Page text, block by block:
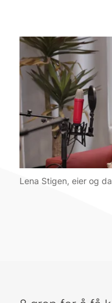
Lena Stigen, eier og